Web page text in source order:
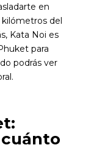
en
del
Kata Noi es
para
podrás ver